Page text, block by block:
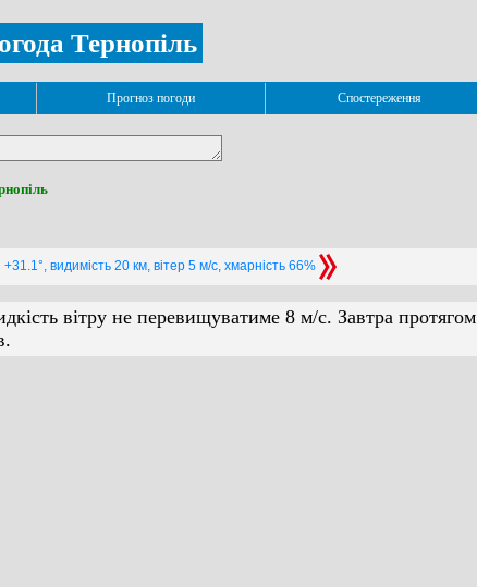
Тернопіль
Прогноз погоди Спостереження
видимість 20 км, вітер 5 м/с, хмарність 66%
вітру не перевищуватиме 8 м/с. Завтра протягом